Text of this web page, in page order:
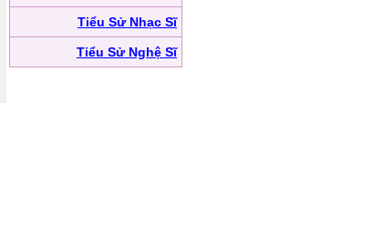
Tiểu Sử Nhạc Sĩ
Tiểu Sử Nghệ Sĩ